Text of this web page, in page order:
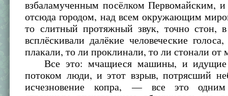
взбаламученным посёлком Первомайским,
отсюда городом, над всем окружающим
то слитный протяжный звук, точно стон,
всплёскивали далёкие человеческие
плакали, то ли проклинали, то ли стонали от
Все это: мчащиеся машины, и идущие
потоком люди, и этот взрыв, потрясший
исчезновение копра, — все это